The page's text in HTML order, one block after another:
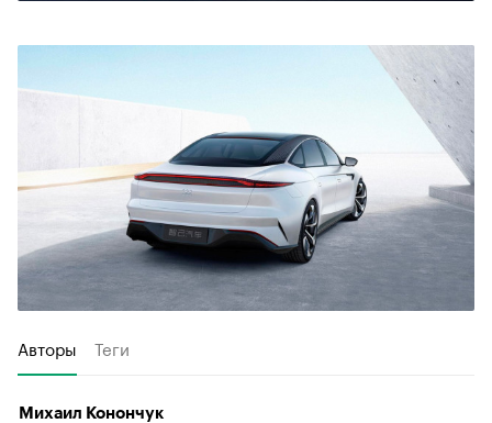
Авторы Теги
Михаил Конончук